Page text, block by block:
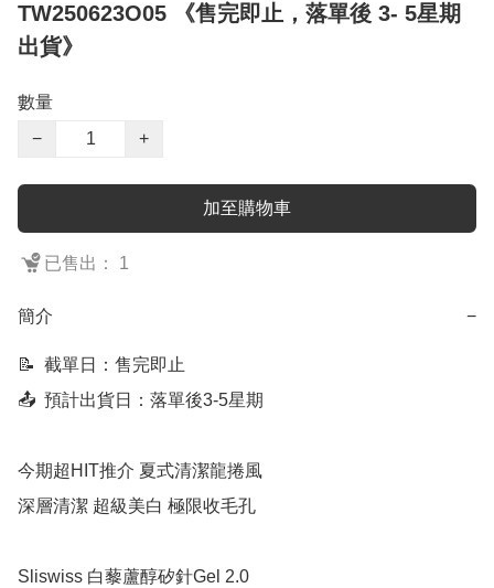
TW250623O05 《售完即止，落單後 3- 5星期
出貨》
數量
−
+
加至購物車
已售出： 1
簡介 −
📝  截單日：售完即止
📤  預計出貨日：落單後3-5星期
今期超HIT推介 夏式清潔龍捲風
深層清潔 超級美白 極限收毛孔
Sliswiss 白藜蘆醇矽針Gel 2.0